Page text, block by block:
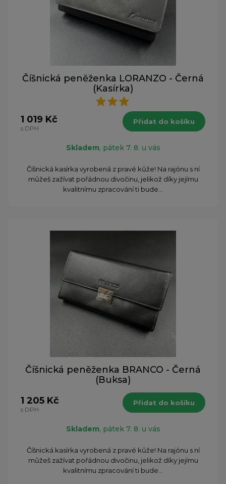
Číšnická peněženka LORANZO - Černá
(Kasírka)
1 019 Kč
s DPH
Přidat do košíku
Skladem, pátek 7. 8. u vás
Číšnická kasírka vyrobená z pravé kůže! Na rajónu s ní
můžeš zažívat pořádnou divočinu, jelikož díky jejímu
kvalitnímu zpracování ti bude...
Číšnická peněženka BRANCO - Černá
(Buksa)
1 205 Kč
s DPH
Přidat do košíku
Skladem, pátek 7. 8. u vás
Číšnická kasírka vyrobená z pravé kůže! Na rajónu s ní
můžeš zažívat pořádnou divočinu, jelikož díky jejímu
kvalitnímu zpracování ti bude...